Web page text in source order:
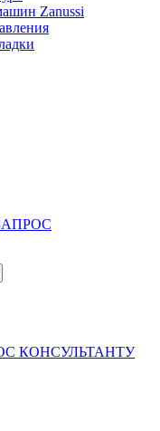
Zanussi
ЗАПРОС
КОНСУЛЬТАНТУ